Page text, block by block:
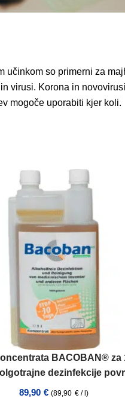
učinkom so primerni za
virusi. Korona in
mogoče uporabiti kjer koli.
BACOBAN® za
dezinfekcije
89,90 € (89,90 €/l)